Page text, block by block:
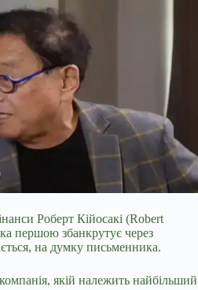
Роберт Кійосакі (Robert
першою збанкрутує через
на думку письменника.
якій належить найбільший